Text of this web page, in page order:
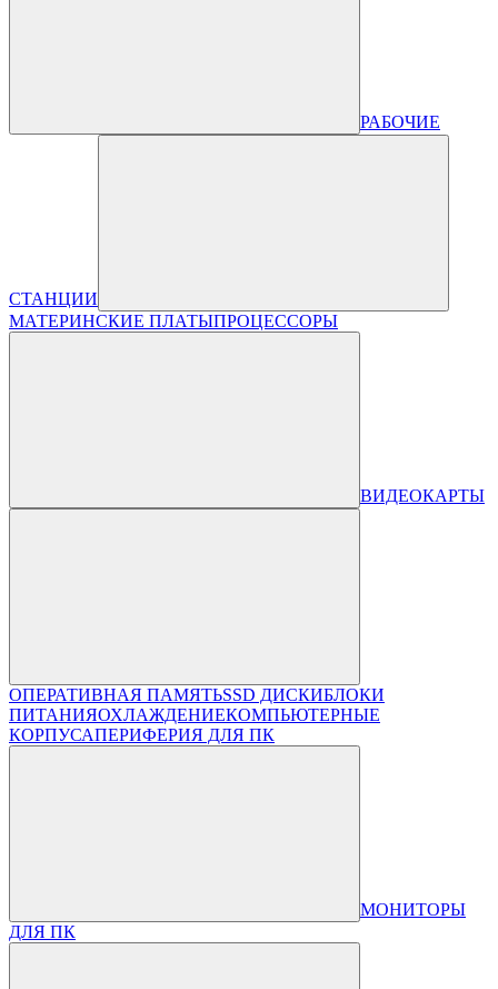
РАБОЧИЕ
СТАНЦИИ
МАТЕРИНСКИЕ ПЛАТЫПРОЦЕССОРЫ
ВИДЕОКАРТЫ
ОПЕРАТИВНАЯ ПАМЯТЬSSD ДИСКИБЛОКИ
ПИТАНИЯОХЛАЖДЕНИЕКОМПЬЮТЕРНЫЕ
КОРПУСАПЕРИФЕРИЯ ДЛЯ ПК
МОНИТОРЫ
ДЛЯ ПК